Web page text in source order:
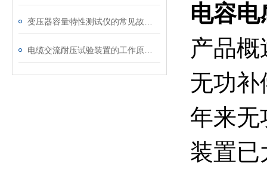
电容电
产品概
无功
年来无
装置已